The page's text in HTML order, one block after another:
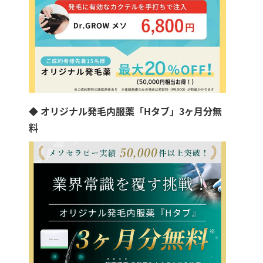
◆ オリジナル発毛内服薬「Hタブ」3ヶ月分無
料